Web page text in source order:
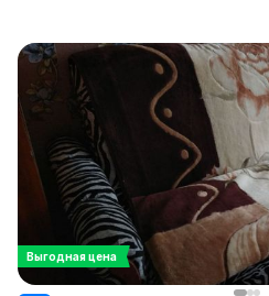
Выгодная цена